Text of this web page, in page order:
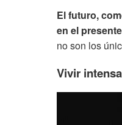
El futuro,
en el
no son los
Vivir